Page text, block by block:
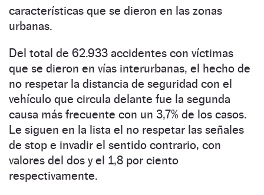
características que se dieron en las zonas
urbanas.
Del total de 62.933 accidentes con víctimas
que se dieron en vías interurbanas, el hecho de
no respetar la distancia de seguridad con el
vehículo que circula delante fue la segunda
causa más frecuente con un 3,7% de los casos.
Le siguen en la lista el no respetar las señales
de stop e invadir el sentido contrario, con
valores del dos y el 1,8 por ciento
respectivamente.